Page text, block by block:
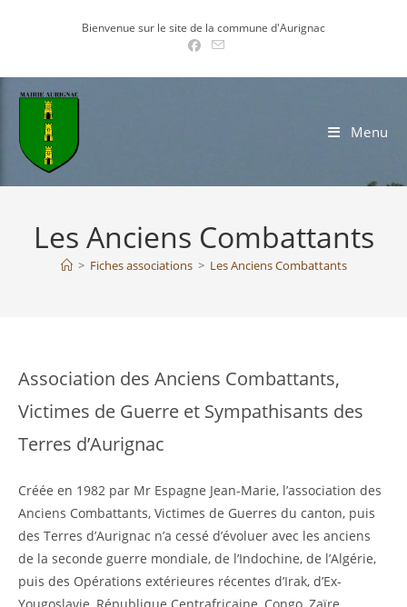
Bienvenue sur le site de la commune d'Aurignac
Menu
Les Anciens Combattants
> Fiches associations > Les Anciens Combattants
Association des Anciens Combattants,
Victimes de Guerre et Sympathisants des
Terres d’Aurignac
Créée en 1982 par Mr Espagne Jean-Marie, l’association des
Anciens Combattants, Victimes de Guerres du canton, puis
des Terres d’Aurignac n’a cessé d’évoluer avec les anciens
de la seconde guerre mondiale, de l’Indochine, de l’Algérie,
puis des Opérations extérieures récentes d’Irak, d’Ex-